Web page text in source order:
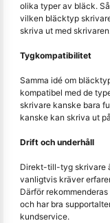
olika typer av bläck.
vilken bläcktyp
skriva ut med
Tygkompatibilitet
Samma idé om
kompatibel med de
skrivare kanske bara
kanske kan skriva ut
Drift och underhåll
Direkt-till-tyg skrivare
vanligtvis kräver
Därför
och har bra
kundservice.